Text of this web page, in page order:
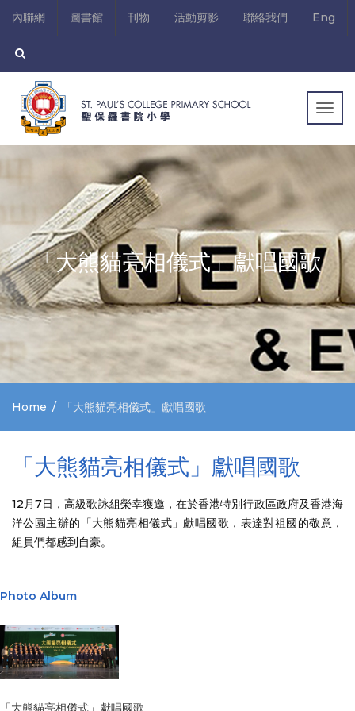
內聯網 圖書館 刊物 活動剪影 聯絡我們 Eng
「大熊貓亮相儀式」獻唱國歌
Home 「大熊貓亮相儀式」獻唱國歌
「大熊貓亮相儀式」獻唱國歌
12月7日，高級歌詠組榮幸獲邀，在於香港特別行政區政府及香港海
洋公園主辦的「大熊貓亮相儀式」獻唱國歌，表達對祖國的敬意，
組員們都感到自豪。
Photo Album